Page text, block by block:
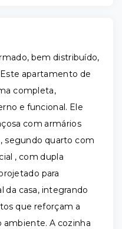
bem distribuído,
apartamento de
completa,
e funcional. Ele
com armários
segundo quarto com
, com dupla
para
da casa, integrando
que reforçam a
ambiente. A cozinha